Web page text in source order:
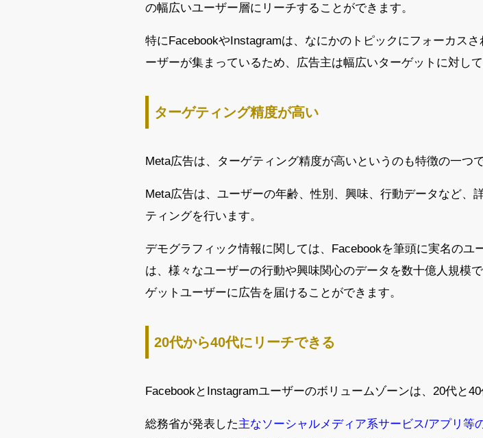
の幅広いユーザー層にリーチすることができます。
特にFacebookやInstagramは、なにかのトピックにフォーカス
ーザーが集まっているため、広告主は幅広いターゲットに対し
ターゲティング精度が高い
Meta広告は、ターゲティング精度が高いというのも特徴の一つで
Meta広告は、ユーザーの年齢、性別、興味、行動データなど
ティングを行います。
デモグラフィック情報に関しては、Facebookを筆頭に実名の
は、様々なユーザーの行動や興味関心のデータを数十億人規模
ゲットユーザーに広告を届けることができます。
20代から40代にリーチできる
FacebookとInstagramユーザーのボリュームゾーンは、20代と40
総務省が発表した主なソーシャルメディア系サービス/アプリ等